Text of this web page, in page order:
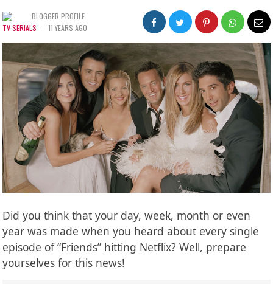
BLOGGER PROFILE
TV SERIALS - 11 YEARS AGO
Did you think that your day, week, month or even
year was made when you heard about every single
episode of “Friends” hitting Netflix? Well, prepare
yourselves for this news!